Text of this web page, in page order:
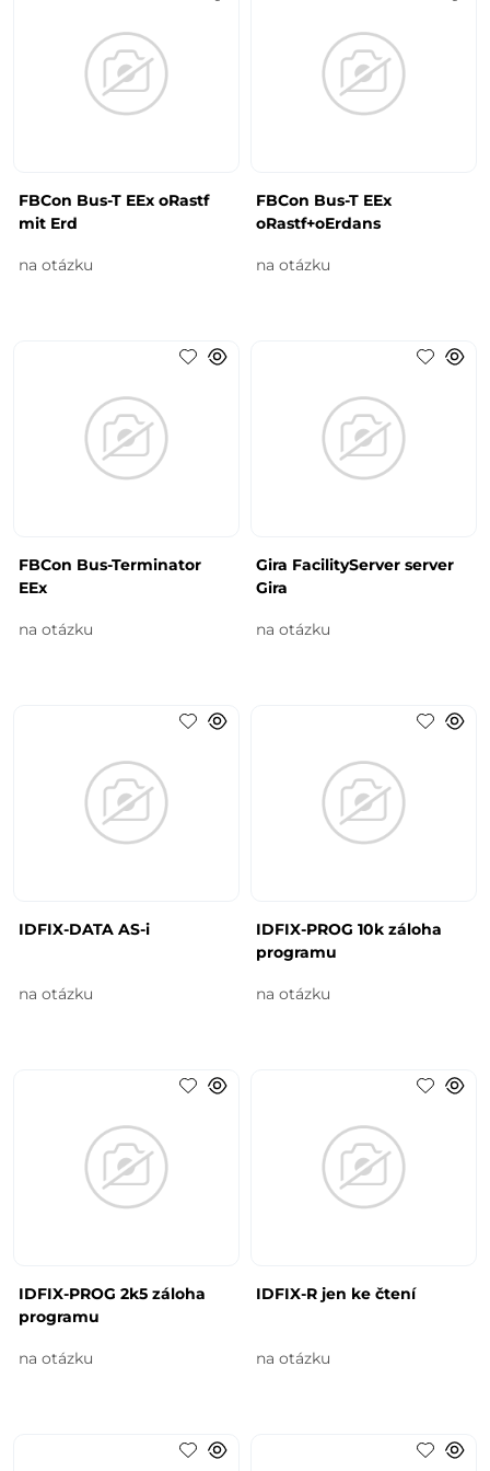
FBCon Bus-T EEx oRastf
mit Erd
na otázku
FBCon Bus-T EEx
oRastf+oErdans
na otázku
FBCon Bus-Terminator
EEx
na otázku
Gira FacilityServer server
Gira
na otázku
IDFIX-DATA AS-i
na otázku
IDFIX-PROG 10k záloha
programu
na otázku
IDFIX-PROG 2k5 záloha
programu
na otázku
IDFIX-R jen ke čtení
na otázku